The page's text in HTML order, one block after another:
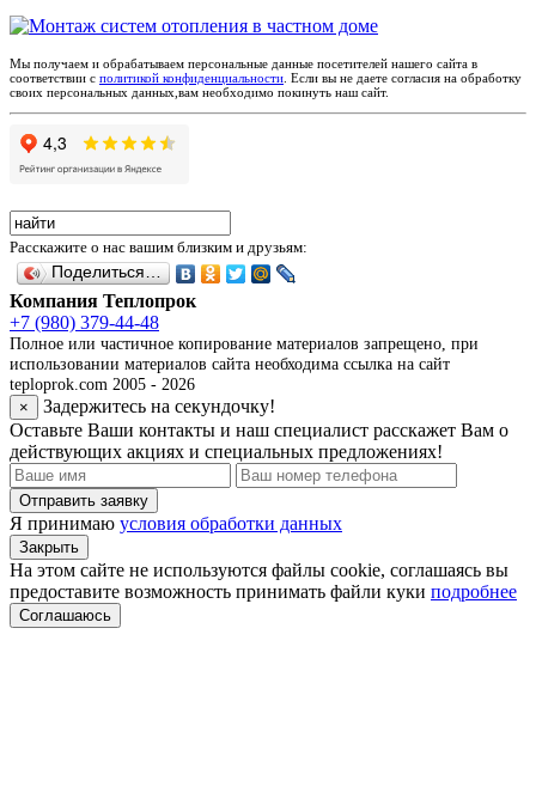
Мы получаем и обрабатываем персональные данные посетителей нашего сайта в
соответствии с политикой конфиденциальности . Если вы не даете согласия на обработку
своих персональных данных,вам необходимо покинуть наш сайт.
Расскажите о нас вашим близким и друзьям:
Поделиться…
Компания Теплопрок
+7 (980) 379-44-48
Полное или частичное копирование материалов запрещено, при
использовании материалов сайта необходима ссылка на сайт
teploprok.com 2005 - 2026
×
Задержитесь на секундочку!
Оставьте Ваши контакты и наш специалист расскажет Вам о
действующих акциях и специальных предложениях!
Отправить заявку
Я принимаю условия обработки данных
Закрыть
На этом сайте не используются файлы cookie, соглашаясь вы
предоставите возможность принимать файли куки подробнее
Соглашаюсь